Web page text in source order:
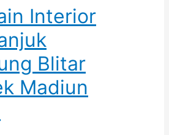
Interior
Blitar
Madiun